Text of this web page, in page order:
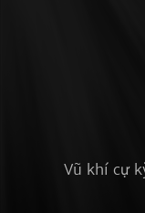
Vũ khí cự